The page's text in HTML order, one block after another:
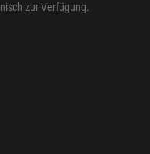
zur Verfügung.